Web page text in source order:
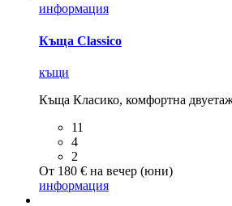
информация
Къща Classico
къщи
Къща Класико, комфортна
11
4
2
От 180 € на вечер (юни)
информация